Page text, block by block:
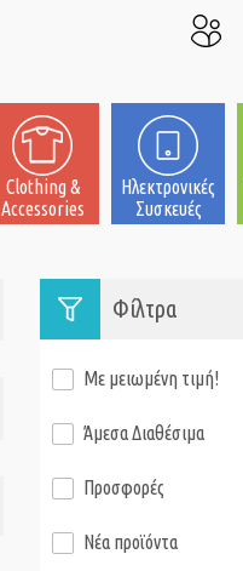
Clothing &
Accessories
Ηλεκτρονικές
Συσκευές
Φίλτρα
Με μειωμένη τιμή!
Άμεσα Διαθέσιμα
Προσφορές
Νέα προϊόντα